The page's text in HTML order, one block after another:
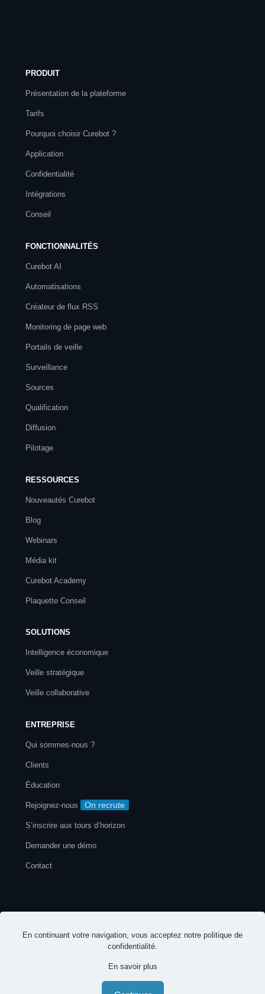
PRODUIT
Présentation de la plateforme
Tarifs
Pourquoi choisir Curebot ?
Application
Confidentialité
Intégrations
Conseil
FONCTIONNALITÉS
Curebot AI
Automatisations
Créateur de flux RSS
Monitoring de page web
Portails de veille
Surveillance
Sources
Qualification
Diffusion
Pilotage
RESSOURCES
Nouveautés Curebot
Blog
Webinars
Média kit
Curebot Academy
Plaquette Conseil
SOLUTIONS
Intelligence économique
Veille stratégique
Veille collaborative
ENTREPRISE
Qui sommes-nous ?
Clients
Éducation
Rejoignez-nous On recrute
S’inscrire aux tours d’horizon
Demander une démo
Contact
© 2026 EspritsCollaboratifs. Tous droits réservés
En continuant votre navigation, vous acceptez notre politique de
confidentialité.
En savoir plus